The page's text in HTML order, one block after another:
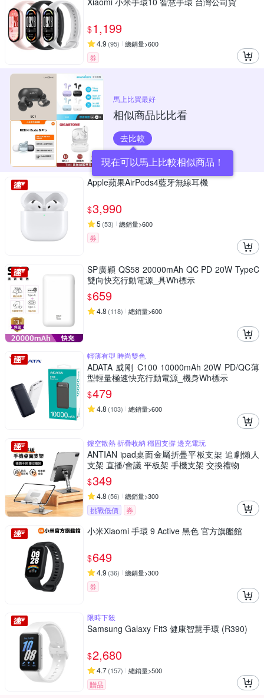
$1,199
4.9 (95) 總銷量>600
券
馬上比買最好
相似商品比比看
去比較
現在可以馬上比較相似商品！
Apple蘋果AirPods4藍牙無線耳機
$3,990
5 (53) 總銷量>600
券
SP廣穎 QS58 20000mAh QC PD 20W TypeC
雙向快充行動電源_具Wh標示
$659
4.8 (118) 總銷量>600
輕薄有型 時尚雙色
ADATA 威剛 C100 10000mAh 20W PD/QC薄
型輕量極速快充行動電源_機身Wh標示
$479
4.8 (103) 總銷量>600
鏤空散熱 折疊收納 穩固支撐 邊充電玩
ANTIAN ipad桌面金屬折疊平板支架 追劇懶人
支架 直播/會議 平板架 手機支架 交換禮物
$349
4.8 (56) 總銷量>300
挑戰低價 券
小米Xiaomi 手環 9 Active 黑色 官方旗艦館
$649
4.9 (36) 總銷量>300
券
限時下殺
Samsung Galaxy Fit3 健康智慧手環 (R390)
$2,680
4.7(157) 總銷量>500
贈品